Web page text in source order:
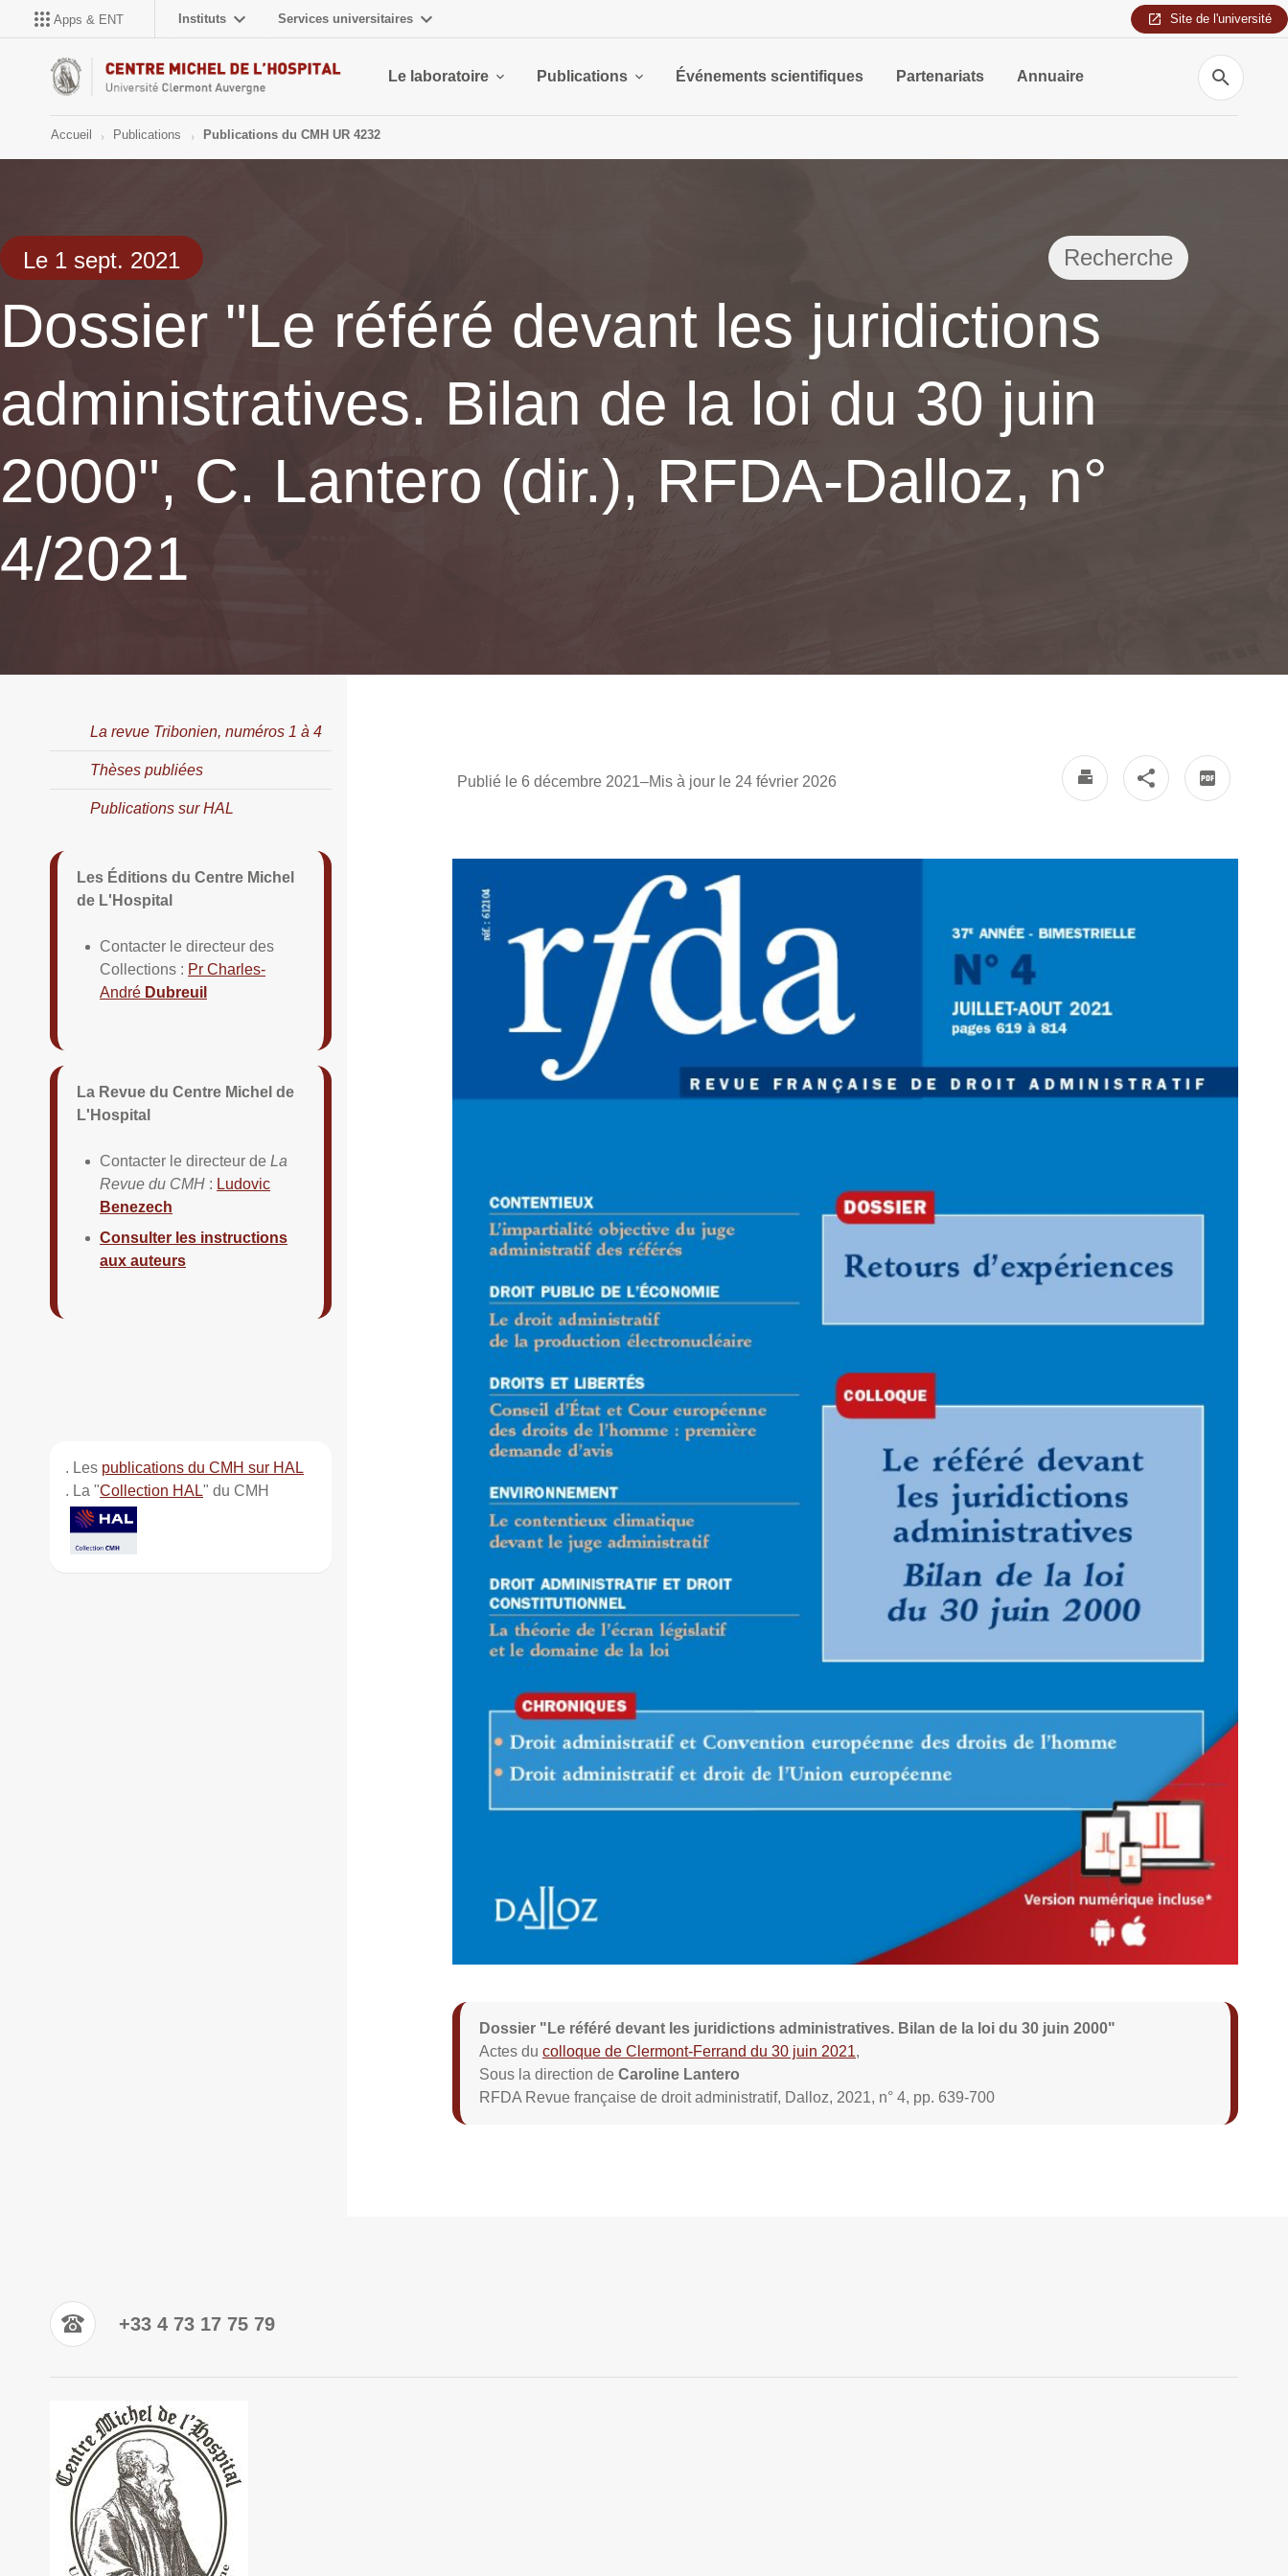
Apps & ENT Instituts Services universitaires Site de l'université
Le laboratoire Publications Événements scientifiques Partenariats Annuaire
Recherche
Accueil Publications Publications du CMH UR 4232
Le 1 sept. 2021 Recherche
Dossier "Le référé devant les juridictions
administratives. Bilan de la loi du 30 juin
2000", C. Lantero (dir.), RFDA-Dalloz, n°
4/2021
Publié le 6 décembre 2021–Mis à jour le 24 février 2026
Dossier "Le référé devant les juridictions administratives. Bilan de la loi du 30 juin 2000"
Actes du colloque de Clermont-Ferrand du 30 juin 2021,
Sous la direction de Caroline Lantero
RFDA Revue française de droit administratif, Dalloz, 2021, n° 4, pp. 639-700
La revue Tribonien, numéros 1 à 4
Thèses publiées
Publications sur HAL
Les Éditions du Centre Michel
de L'Hospital
Contacter le directeur des
Collections : Pr Charles-
André Dubreuil
La Revue du Centre Michel de
L'Hospital
Contacter le directeur de La
Revue du CMH : Ludovic
Benezech
Consulter les instructions
aux auteurs
. Les publications du CMH sur HAL
. La "Collection HAL" du CMH
+33 4 73 17 75 79